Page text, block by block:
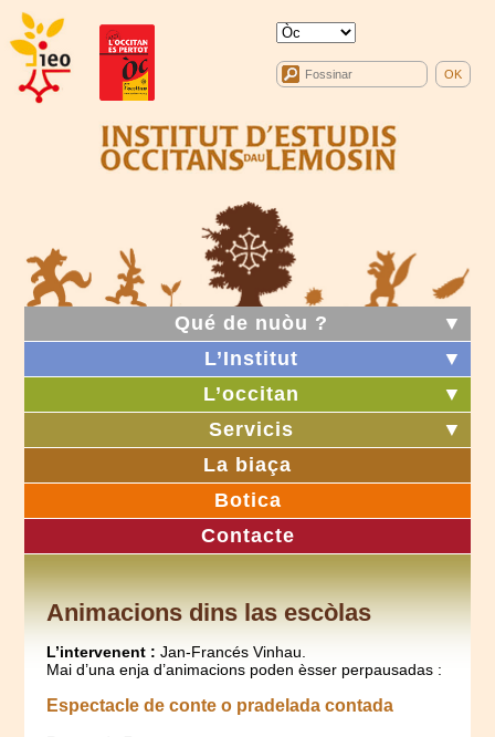
Qué de nuòu ?
▼
L’Institut
▼
L’occitan
▼
Servicis
▼
La biaça
Botica
Contacte
Animacions dins las escòlas
L’intervenent : Jan-Francés Vinhau.
Mai d’una enja d’animacions poden èsser perpausadas :
Espectacle de conte o pradelada contada